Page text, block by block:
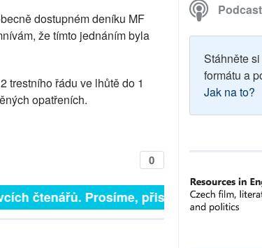
dostupném deníku MF
že tímto jednáním byla
trestního řádu ve lhůtě do 1
opatřeních.
0
čtenářů. Prosíme, přispějte. ➥
Stáhněte
formátu a
Jak na to?